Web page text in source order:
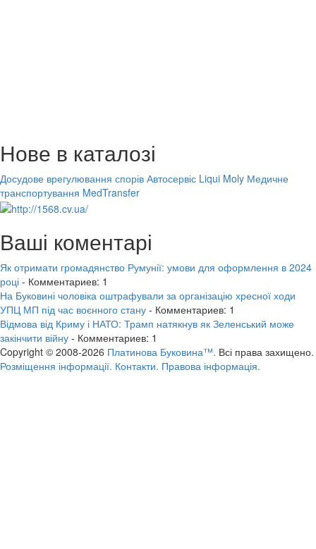
Нове в каталозі
Досудове врегулювання спорів Автосервіс Liqui Moly Медичне
транспортування MedTransfer
Ваші коментарі
Як отримати громадянство Румунії: умови для оформлення в 2024
році - Комментариев: 1
На Буковині чоловіка оштрафували за організацію хресної ходи
УПЦ МП під час воєнного стану - Комментариев: 1
Відмова від Криму і НАТО: Трамп натякнув як Зеленський може
закінчити війну - Комментариев: 1
Copyright © 2008-2026 Платинова Буковина™. Всі права захищено.
Розміщення інформації. Контакти. Правова інформація.